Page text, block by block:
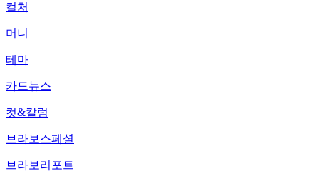
컬처
머니
테마
카드뉴스
컷&칼럼
브라보스페셜
브라보리포트